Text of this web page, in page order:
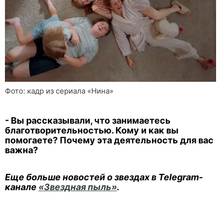
Фото: кадр из сериала «Нина»
- Вы рассказывали, что занимаетесь
благотворительностью. Кому и как вы
помогаете? Почему эта деятельность для вас
важна?
Еще больше новостей о звездах в Telegram-
канале «Звездная пыль».